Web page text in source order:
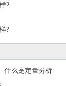
?
?
?
）怎么样?
什么是定量分析